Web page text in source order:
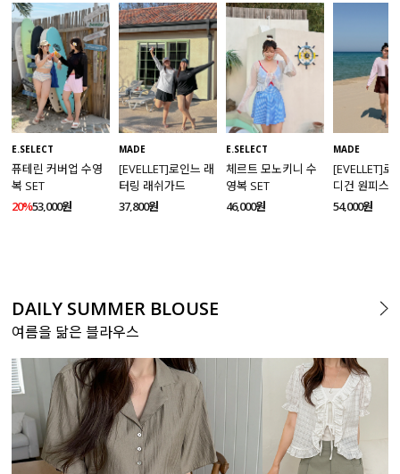
E.SELECT
퓨테린 커버업 수영
복 SET
20%53,000원
MADE
[EVELLET]로인느 래
터링 래쉬가드
37,800원
E.SELECT
체르트 모노키니 수
영복 SET
46,000원
MADE
[EVELLET]로
디건 원피스
SET
54,000원
DAILY SUMMER BLOUSE
여름을 닮은 블라우스